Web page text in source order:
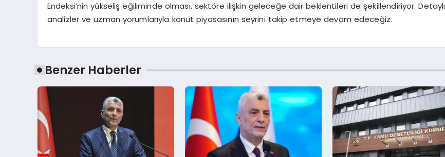
Endeksi’nin yükseliş eğiliminde olması, sektöre ilişkin geleceğe dair beklentileri de şekillendiriyor. Detaylı
analizler ve uzman yorumlarıyla konut piyasasının seyrini takip etmeye devam edeceğiz.
Benzer Haberler